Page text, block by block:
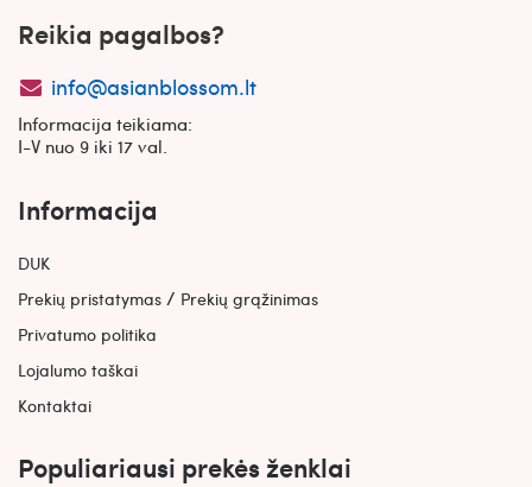
Reikia pagalbos?
info@asianblossom.lt
Informacija teikiama:
I-V nuo 9 iki 17 val.
Informacija
DUK
Prekių pristatymas / Prekių grąžinimas
Privatumo politika
Lojalumo taškai
Kontaktai
Populiariausi prekės ženklai